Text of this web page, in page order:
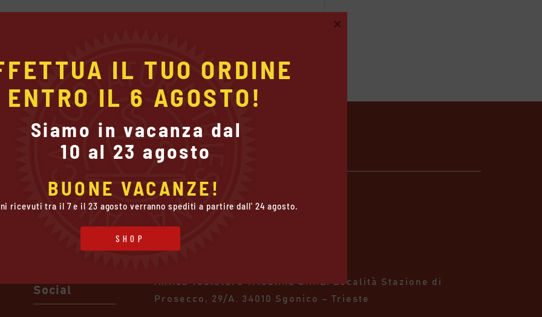
Politiche
Politiche sulla
riservatezza
Gestione dei
Social
Contatti
Antica Tostatura Triestina Italia
Antica Tostatura Triestina S.R.L.Località Stazione di
Prosecco, 29/A. 34010 Sgonico – Trieste
IL TUO ORDINE
ENTRO IL 6 AGOSTO!
ricevuti tra il 7 e il 23 agosto verranno spediti a partire dall' 24 agosto.
SHOP
BUONE VACANZE!
Siamo in vacanza dal
10 al 23 agosto
GRATUITA
VALIDE IN TUTTA ITALIA
alla nostra newsletter e ricevi un sconto del 10%*